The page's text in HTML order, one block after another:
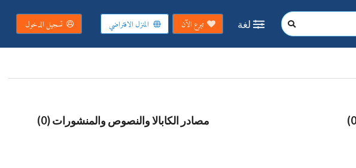
لغة تبرع الآن المنزل الافتراضي تسجيل الدخول
مصادر الكابالا والنصوص والمنشورات (0)